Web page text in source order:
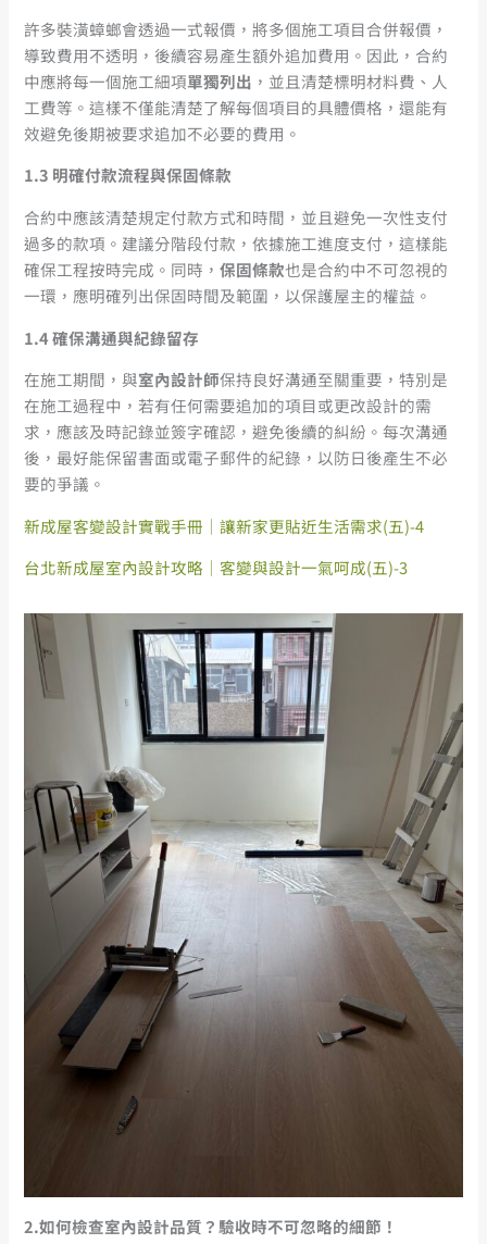
許多裝潢蟑螂會透過一式報價，將多個施工項目合併報價，
導致費用不透明，後續容易產生額外追加費用。因此，合約
中應將每一個施工細項單獨列出 ，並且清楚標明材料費、人
工費等。這樣不僅能清楚了解每個項目的具體價格，還能有
效避免後期被要求追加不必要的費用。
1.3 明確付款流程與保固條款
合約中應該清楚規定付款方式和時間，並且避免一次性支付
過多的款項。建議分階段付款，依據施工進度支付，這樣能
確保工程按時完成。同時，保固條款也是合約中不可忽視的
一環，應明確列出保固時間及範圍，以保護屋主的權益。
1.4確保溝通與紀錄留存
在施工期間，與室內設計師保持良好溝通至關重要，特別是
在施工過程中，若有任何需要追加的項目或更改設計的需
求，應該及時記錄並簽字確認，避免後續的糾紛。每次溝通
後，最好能保留書面或電子郵件的紀錄，以防日後產生不必
要的爭議。
新成屋客變設計實戰手冊｜讓新家更貼近生活需求(五)-4
台北新成屋室內設計攻略｜客變與設計一氣呵成(五)-3
2.如何檢查室內設計品質？驗收時不可忽略的細節！